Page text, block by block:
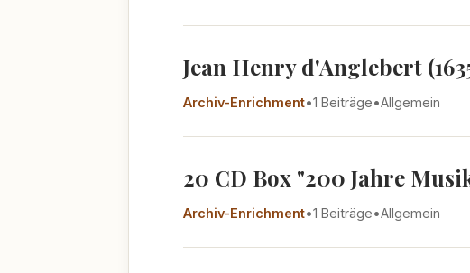
Jean Henry d'Anglebert
Archiv-Enrichment•1 Beiträge•Allgemein
20 CD Box "200 Jahre
Archiv-Enrichment•1 Beiträge•Allgemein